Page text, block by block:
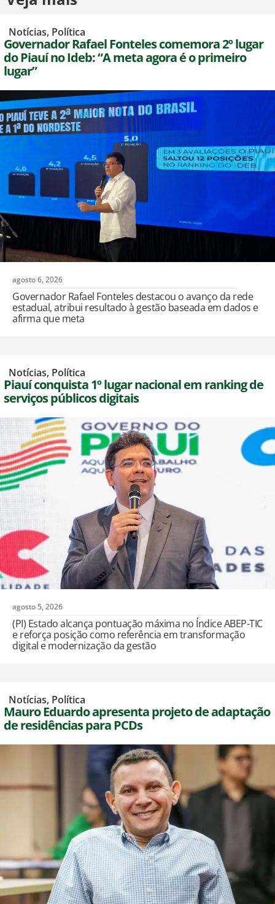
Notícias, Política
Governador Rafael Fonteles comemora 2º lugar
do Piauí no Ideb: “A meta agora é o primeiro
lugar”
agosto 6, 2026
Governador Rafael Fonteles destacou o avanço da rede
estadual, atribui resultado à gestão baseada em dados e
afirma que meta
Notícias, Política
Piauí conquista 1º lugar nacional em ranking de
serviços públicos digitais
agosto 5, 2026
(PI) Estado alcança pontuação máxima no Índice ABEP-TIC
e reforça posição como referência em transformação
digital e modernização da gestão
Notícias, Política
Mauro Eduardo apresenta projeto de adaptação
de residências para PCDs